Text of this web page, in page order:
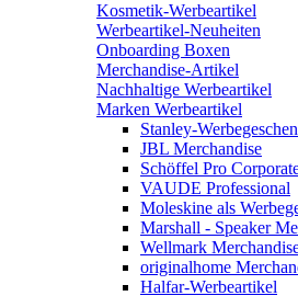
Kosmetik-Werbeartikel
Werbeartikel-Neuheiten
Onboarding Boxen
Merchandise-Artikel
Nachhaltige Werbeartikel
Marken Werbeartikel
Stanley-
JBL Merchandise
Schöffel Pro
VAUDE Professional
Moleskine als
Marshall - Speaker
Wellmark
originalhome
Halfar-Werbeartikel